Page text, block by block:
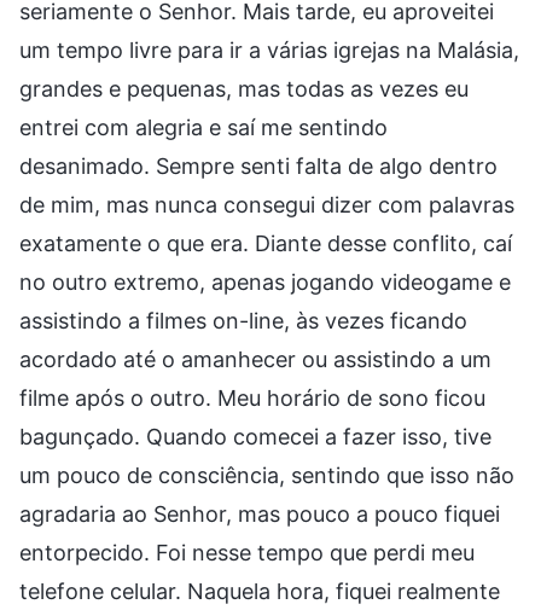
seriamente o Senhor. Mais tarde, eu aproveitei
um tempo livre para ir a várias igrejas na Malásia,
grandes e pequenas, mas todas as vezes eu
entrei com alegria e saí me sentindo
desanimado. Sempre senti falta de algo dentro
de mim, mas nunca consegui dizer com palavras
exatamente o que era. Diante desse conflito, caí
no outro extremo, apenas jogando videogame e
assistindo a filmes on-line, às vezes ficando
acordado até o amanhecer ou assistindo a um
filme após o outro. Meu horário de sono ficou
bagunçado. Quando comecei a fazer isso, tive
um pouco de consciência, sentindo que isso não
agradaria ao Senhor, mas pouco a pouco fiquei
entorpecido. Foi nesse tempo que perdi meu
telefone celular. Naquela hora, fiquei realmente